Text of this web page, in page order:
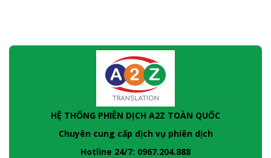
HỆ THỐNG PHIÊN DỊCH A2Z TOÀN QUỐC
Chuyên cung cấp dịch vụ phiên dịch
Hotline 24/7: 0967.204.888